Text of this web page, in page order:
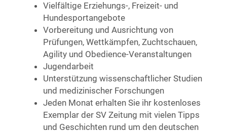
Vielfältige Erziehungs-, Freizeit- und
Hundesportangebote
Vorbereitung und Ausrichtung von
Prüfungen, Wettkämpfen, Zuchtschauen,
Agility und Obedience-Veranstaltungen
Jugendarbeit
Unterstützung wissenschaftlicher Studien
und medizinischer Forschungen
Jeden Monat erhalten Sie ihr kostenloses
Exemplar der SV Zeitung mit vielen Tipps
und Geschichten rund um den deutschen